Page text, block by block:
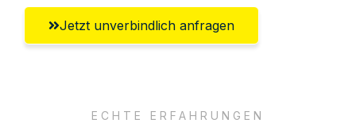
Jetzt unverbindlich anfragen
ECHTE ERFAHRUNGEN